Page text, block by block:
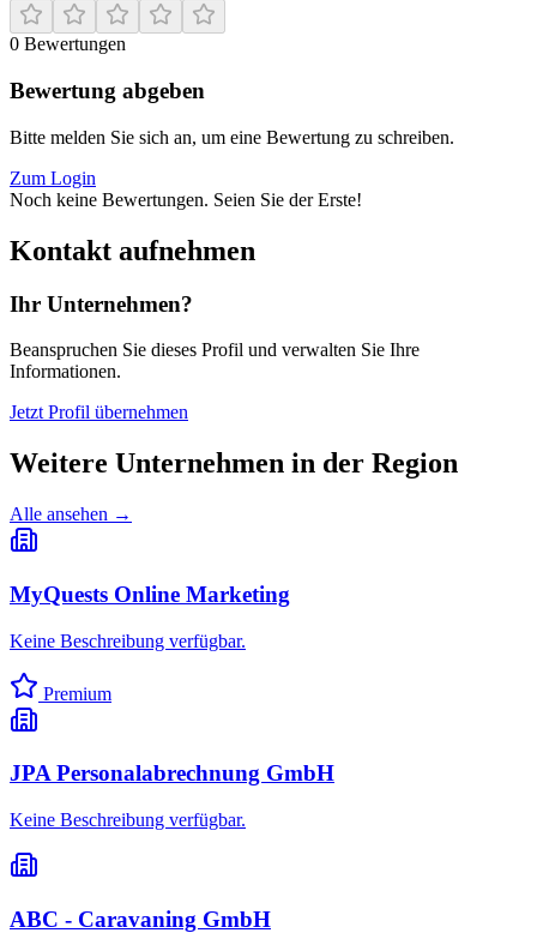
0 Bewertungen
Bewertung abgeben
Bitte melden Sie sich an, um eine Bewertung zu schreiben.
Zum Login
Noch keine Bewertungen. Seien Sie der Erste!
Kontakt aufnehmen
Ihr Unternehmen?
Beanspruchen Sie dieses Profil und verwalten Sie Ihre
Informationen.
Jetzt Profil übernehmen
Weitere Unternehmen in der Region
Alle ansehen →
MyQuests Online Marketing
Keine Beschreibung verfügbar.
Premium
JPA Personalabrechnung GmbH
Keine Beschreibung verfügbar.
ABC - Caravaning GmbH